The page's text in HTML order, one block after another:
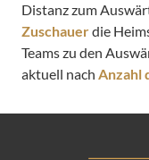
Distanz zum
Zuschauerdie
Teams zu den
aktuell nach Anzahl